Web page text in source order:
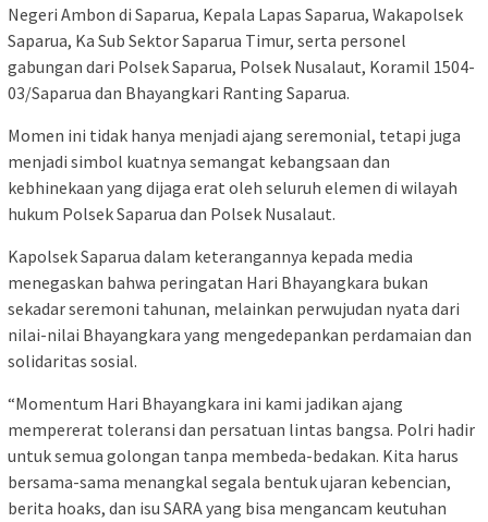
Negeri Ambon di Saparua, Kepala Lapas Saparua, Wakapolsek
Saparua, Ka Sub Sektor Saparua Timur, serta personel
gabungan dari Polsek Saparua, Polsek Nusalaut, Koramil 1504-
03/Saparua dan Bhayangkari Ranting Saparua.
Momen ini tidak hanya menjadi ajang seremonial, tetapi juga
menjadi simbol kuatnya semangat kebangsaan dan
kebhinekaan yang dijaga erat oleh seluruh elemen di wilayah
hukum Polsek Saparua dan Polsek Nusalaut.
Kapolsek Saparua dalam keterangannya kepada media
menegaskan bahwa peringatan Hari Bhayangkara bukan
sekadar seremoni tahunan, melainkan perwujudan nyata dari
nilai-nilai Bhayangkara yang mengedepankan perdamaian dan
solidaritas sosial.
“Momentum Hari Bhayangkara ini kami jadikan ajang
mempererat toleransi dan persatuan lintas bangsa. Polri hadir
untuk semua golongan tanpa membeda-bedakan. Kita harus
bersama-sama menangkal segala bentuk ujaran kebencian,
berita hoaks, dan isu SARA yang bisa mengancam keutuhan